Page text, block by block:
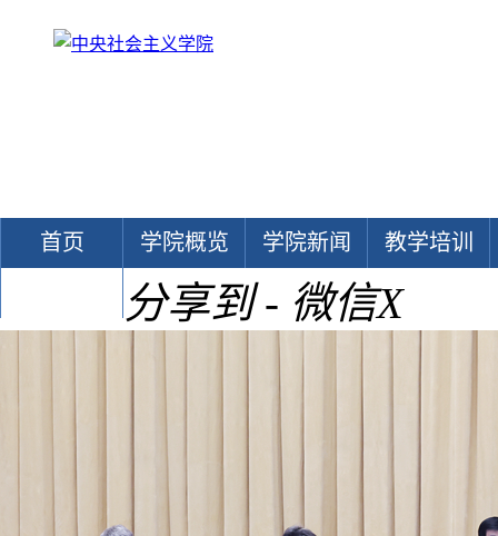
首页 学院概览 学院新闻 教学培训
分享到 - 微信X